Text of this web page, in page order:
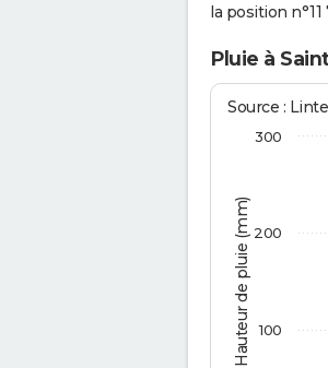
la position
Pluie à
Hauteur de pluie (mm)
Source :
100
200
300